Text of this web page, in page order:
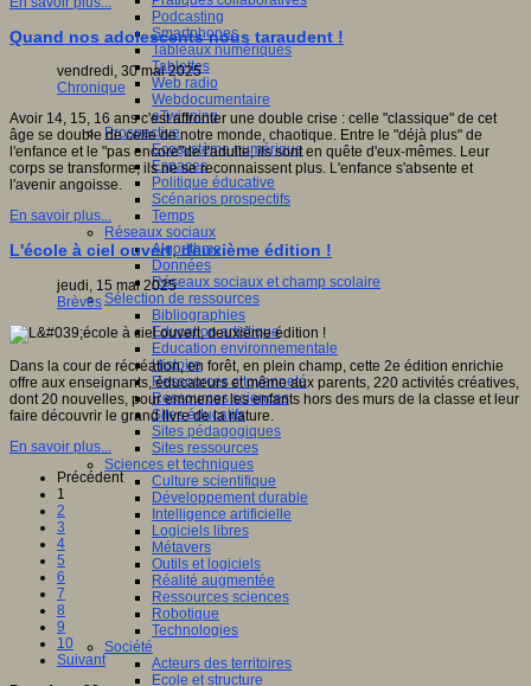
Podcasting
Smartphones
Tableaux numériques
Tablettes
Web radio
Webdocumentaire
eTwinning
Prospective
Ecosystème numérique
Espaces
Politique éducative
Scénarios prospectifs
Temps
Réseaux sociaux
Algorithme
Données
Réseaux sociaux et champ scolaire
Sélection de ressources
Bibliographies
Education artistique
Education environnementale
Histoire
Ressources citoyenneté
Ressources sciences
Sites éducatifs
Sites pédagogiques
Sites ressources
Sciences et techniques
Culture scientifique
Développement durable
Intelligence artificielle
Logiciels libres
Métavers
Outils et logiciels
Réalité augmentée
Ressources sciences
Robotique
Technologies
Société
Acteurs des territoires
Ecole et structure
Quand nos adolescents nous taraudent !
vendredi, 30 mai 2025
Chronique
Avoir 14, 15, 16 ans c'est affronter une double crise : celle "classique" de cet
âge se double de celle de notre monde, chaotique. Entre le "déjà plus" de
l'enfance et le "pas encore"de l'adulte, ils sont en quête d'eux-mêmes. Leur
corps se transforme, ils ne se reconnaissent plus. L'enfance s'absente et
l'avenir angoisse.
En savoir plus...
L'école à ciel ouvert, deuxième édition !
jeudi, 15 mai 2025
Brèves
Dans la cour de récréation, en forêt, en plein champ, cette 2e édition enrichie
offre aux enseignants, éducateurs et même aux parents, 220 activités créatives,
dont 20 nouvelles, pour emmener les enfants hors des murs de la classe et leur
faire découvrir le grand livre de la nature.
En savoir plus...
Précédent
1
2
3
4
5
6
7
8
9
10
Suivant